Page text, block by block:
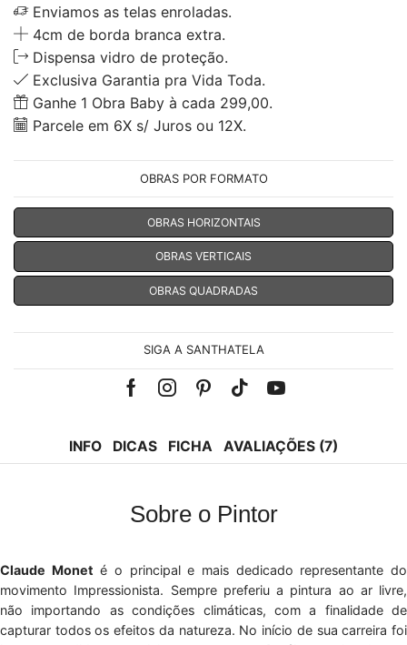
Enviamos as telas enroladas.
4cm de borda branca extra.
Dispensa vidro de proteção.
Exclusiva Garantia pra Vida Toda.
Ganhe 1 Obra Baby à cada 299,00.
Parcele em 6X s/ Juros ou 12X.
OBRAS POR FORMATO
OBRAS HORIZONTAIS
OBRAS VERTICAIS
OBRAS QUADRADAS
SIGA A SANTHATELA
FacebookInstagramPinterest
Tik-Youtube
INFO DICAS FICHA AVALIAÇÕES (7)
Sobre o Pintor
Claude Monet é o principal e mais dedicado representante do
movimento Impressionista. Sempre preferiu a pintura ao ar livre,
não importando as condições climáticas, com a finalidade de
capturar todos os efeitos da natureza. No início de sua carreira foi